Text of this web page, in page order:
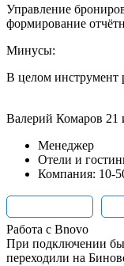
Управление
формирование
Минусы:
В целом инструмент
Валерий Комаров 21
Менеджер
Отели и
Компания: 10-
Работа с Bnovo
При подключении
переходили на